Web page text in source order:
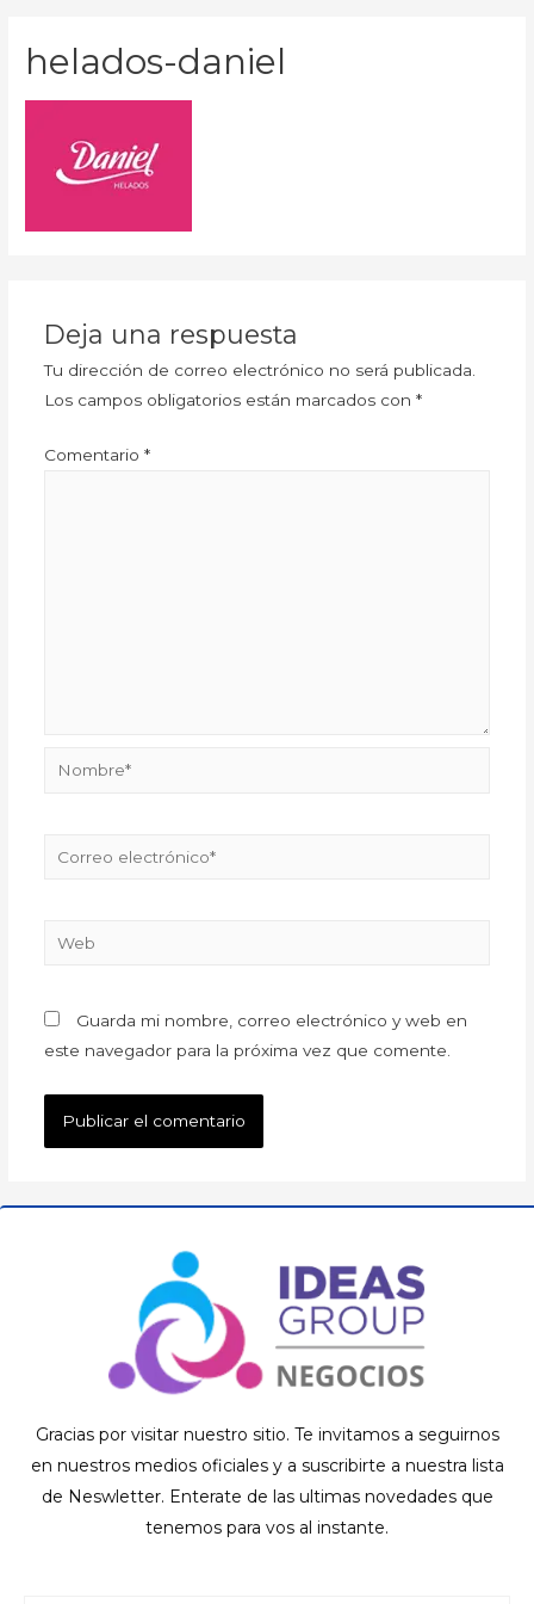
helados-daniel
Deja una respuesta
Tu dirección de correo electrónico no será publicada.
Los campos obligatorios están marcados con *
Comentario *
Guarda mi nombre, correo electrónico y web en
este navegador para la próxima vez que comente.
Gracias por visitar nuestro sitio. Te invitamos a seguirnos
en nuestros medios oficiales y a suscribirte a nuestra lista
de Neswletter. Enterate de las ultimas novedades que
tenemos para vos al instante.